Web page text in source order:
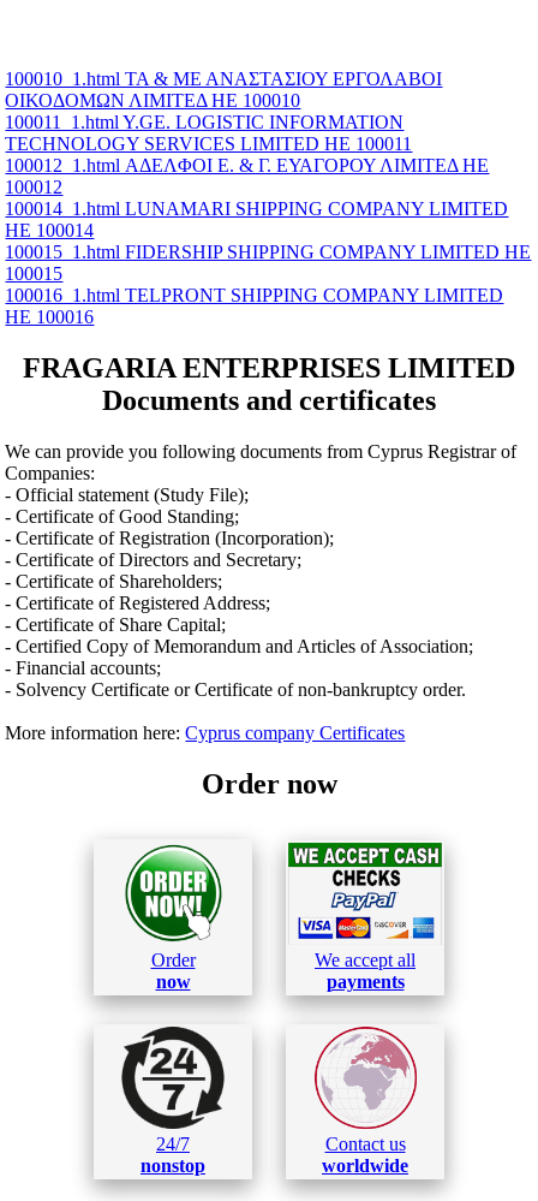
100010_1.html ΤΑ & ΜΕ ΑΝΑΣΤΑΣΙΟΥ ΕΡΓΟΛΑΒΟΙ
ΟΙΚΟΔΟΜΩΝ ΛΙΜΙΤΕΔ ΗΕ 100010
100011_1.html Y.GE. LOGISTIC INFORMATION
TECHNOLOGY SERVICES LIMITED ΗΕ 100011
100012_1.html ΑΔΕΛΦΟΙ Ε. & Γ. ΕΥΑΓΟΡΟΥ ΛΙΜΙΤΕΔ ΗΕ
100012
100014_1.html LUNAMARI SHIPPING COMPANY LIMITED
ΗΕ 100014
100015_1.html FIDERSHIP SHIPPING COMPANY LIMITED ΗΕ
100015
100016_1.html TELPRONT SHIPPING COMPANY LIMITED
ΗΕ 100016
FRAGARIA ENTERPRISES LIMITED
Documents and certificates
We can provide you following documents from Cyprus Registrar of
Companies:
- Official statement (Study File);
- Certificate of Good Standing;
- Certificate of Registration (Incorporation);
- Certificate of Directors and Secretary;
- Certificate of Shareholders;
- Certificate of Registered Address;
- Certificate of Share Capital;
- Certified Copy of Memorandum and Articles of Association;
- Financial accounts;
- Solvency Certificate or Certificate of non-bankruptcy order.
More information here:Cyprus company Certificates
Order now
Order
now
We accept all
payments
24/7
nonstop
Contact us
worldwide